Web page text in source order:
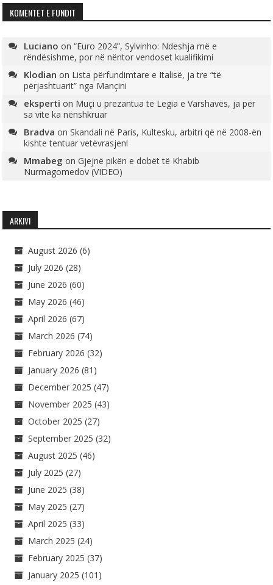
KOMENTET E FUNDIT
Luciano on“Euro 2024”, Sylvinho: Ndeshja më e
rëndësishme, por në nëntor vendoset kualifikimi
Klodian on Lista përfundimtare e Italisë, ja tre “të
përjashtuarit” nga Mançini
eksperti on Muçi u prezantua te Legia e Varshavës, ja për
sa vite ka nënshkruar
Bradva onSkandali në Paris, Kultesku, arbitri që në 2008-ën
kishte tentuar vetëvrasjen!
Mmabeg onGjejnë pikën e dobët të Khabib
Nurmagomedov (VIDEO)
ARKIVI
August 2026 (6)
July 2026 (28)
June 2026 (60)
May 2026 (46)
April 2026 (67)
March 2026 (74)
February 2026 (32)
January 2026 (81)
December 2025 (47)
November 2025 (43)
October 2025 (27)
September 2025 (32)
August 2025 (46)
July 2025 (27)
June 2025 (38)
May 2025 (27)
April 2025 (33)
March 2025 (24)
February 2025 (37)
January 2025 (101)